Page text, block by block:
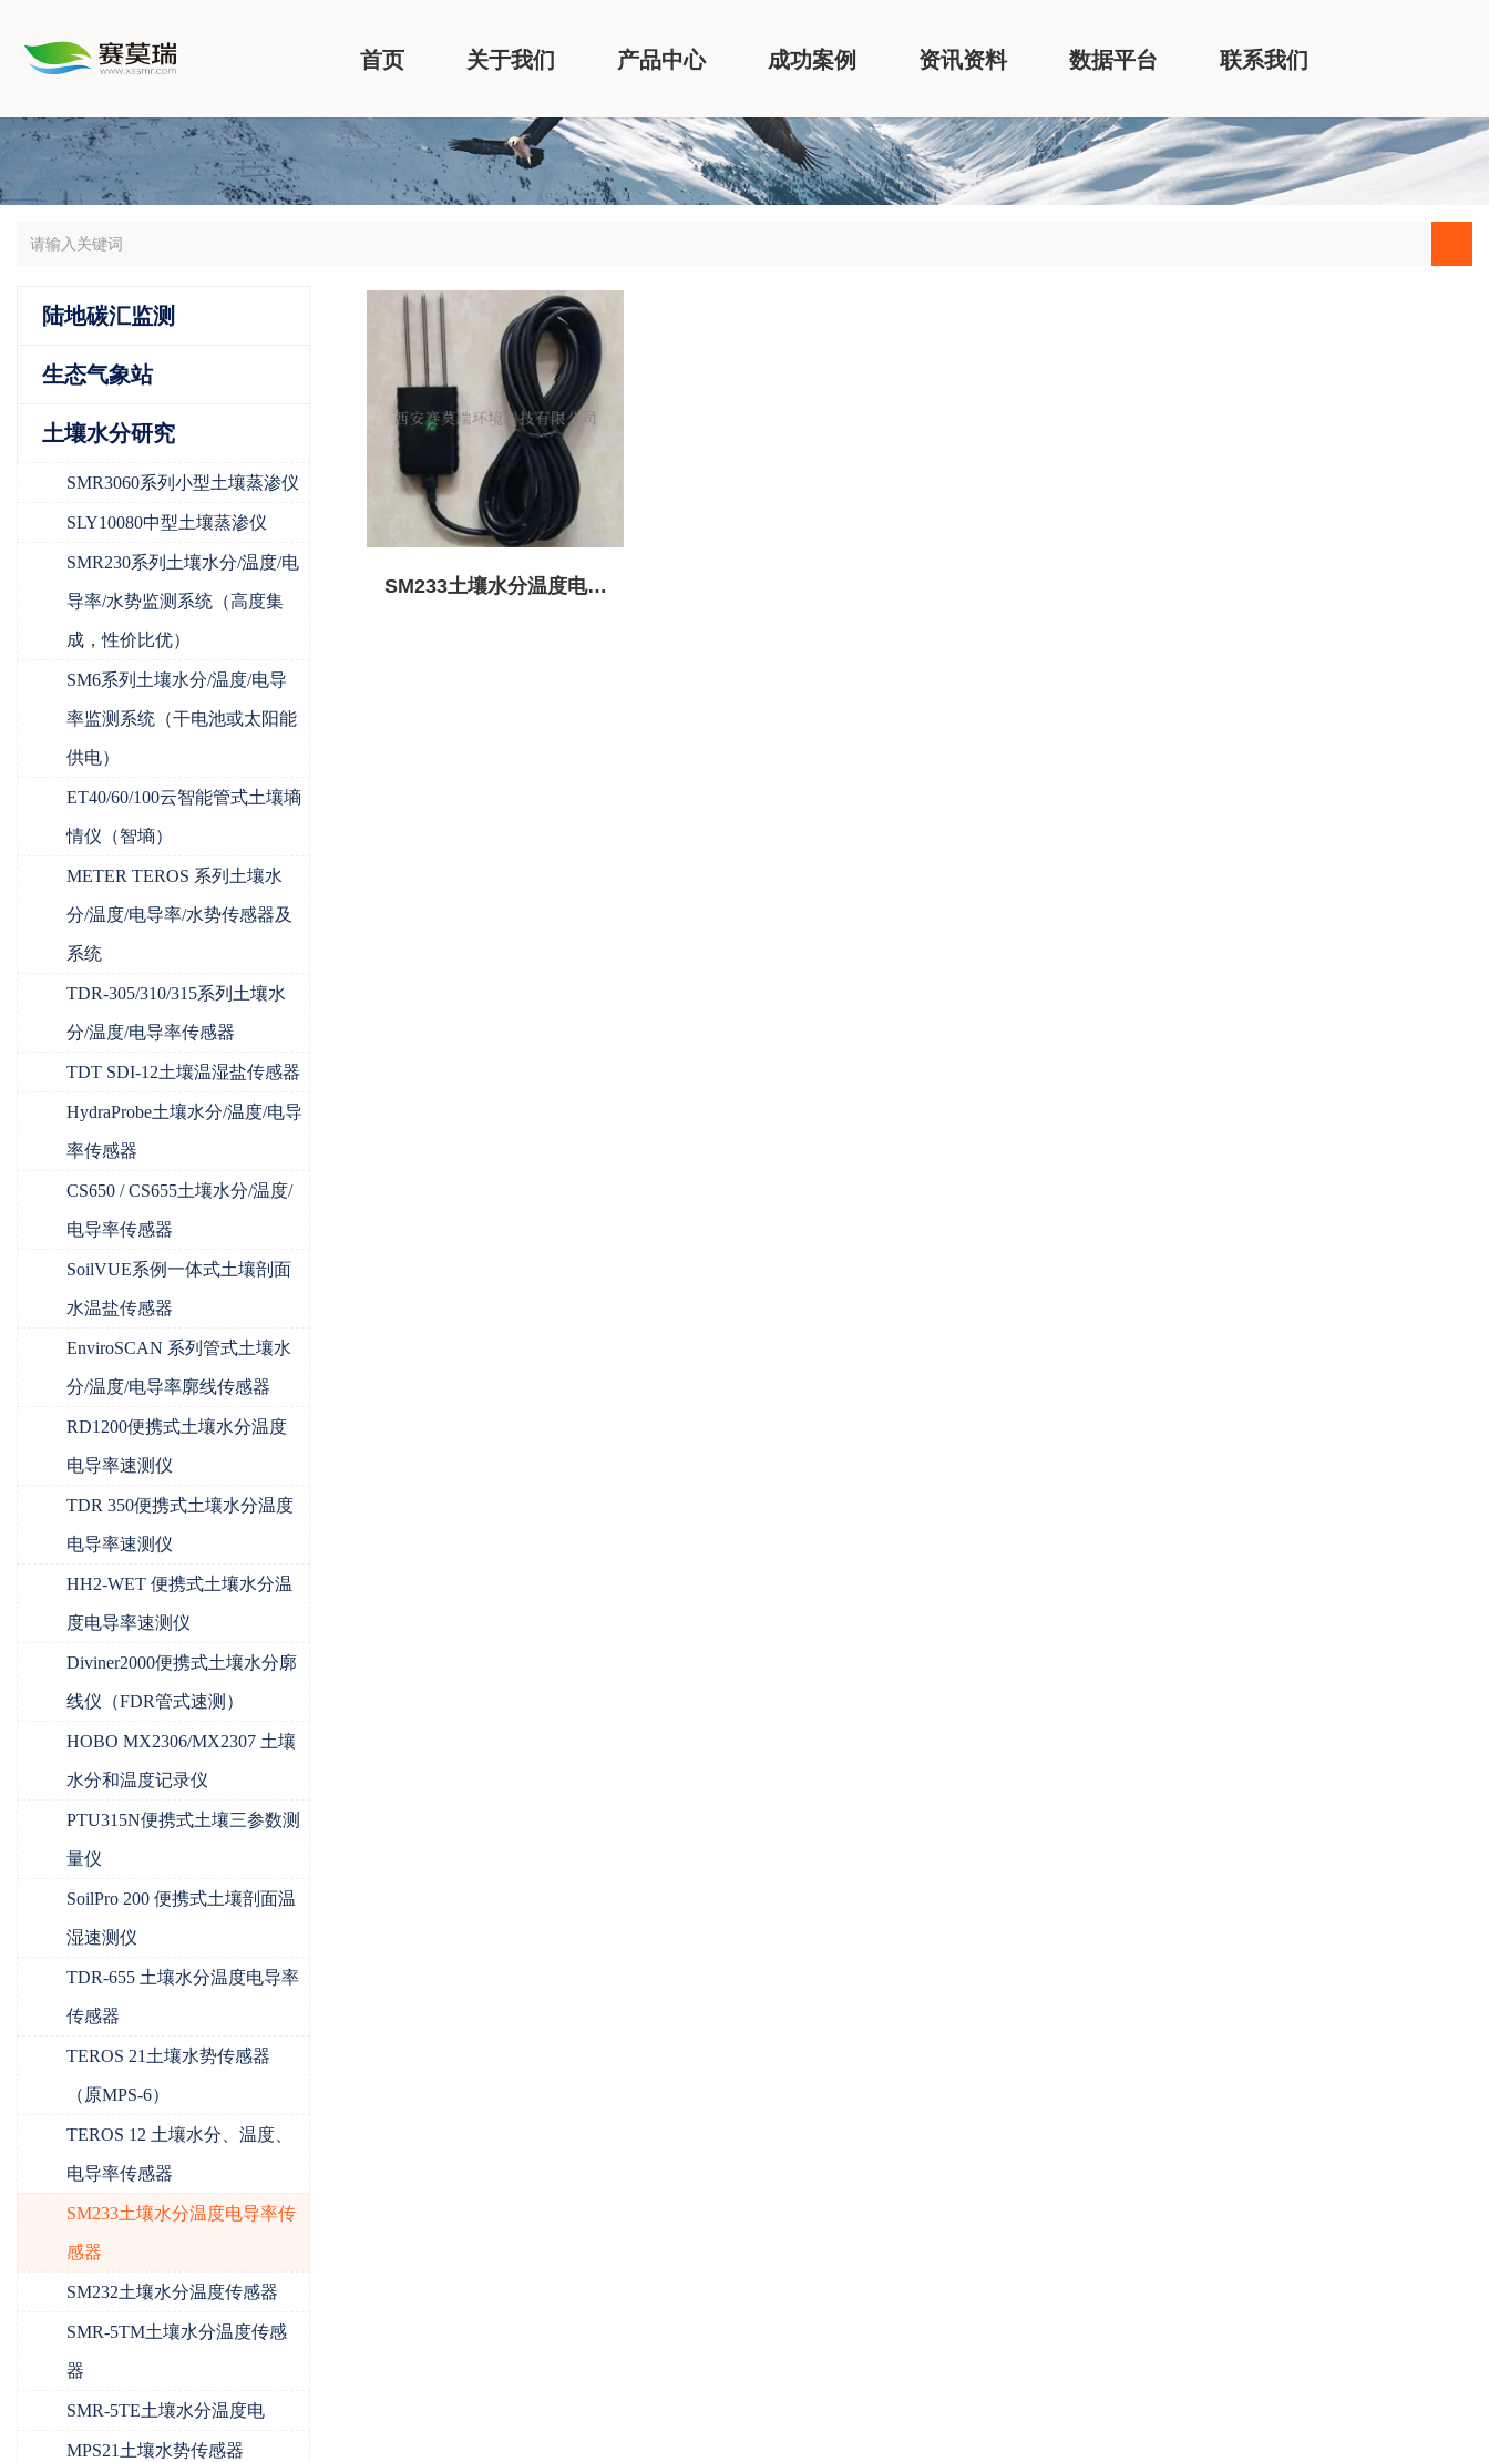
首页 关于我们 产品中心 成功案例 资讯资料 数据平台 联系我们
陆地碳汇监测
生态气象站
土壤水分研究
SMR3060系列小型土壤蒸渗仪
SLY10080中型土壤蒸渗仪
SMR230系列土壤水分/温度/电
导率/水势监测系统（高度集
成，性价比优）
SM6系列土壤水分/温度/电导
率监测系统（干电池或太阳能
供电）
ET40/60/100云智能管式土壤墒
情仪（智墒）
METER TEROS 系列土壤水
分/温度/电导率/水势传感器及
系统
TDR-305/310/315系列土壤水
分/温度/电导率传感器
TDT SDI-12土壤温湿盐传感器
HydraProbe土壤水分/温度/电导
率传感器
CS650 / CS655土壤水分/温度/
电导率传感器
SoilVUE系例一体式土壤剖面
水温盐传感器
EnviroSCAN 系列管式土壤水
分/温度/电导率廓线传感器
RD1200便携式土壤水分温度
电导率速测仪
TDR 350便携式土壤水分温度
电导率速测仪
HH2-WET 便携式土壤水分温
度电导率速测仪
Diviner2000便携式土壤水分廓
线仪（FDR管式速测）
HOBO MX2306/MX2307 土壤
水分和温度记录仪
PTU315N便携式土壤三参数测
量仪
SoilPro 200 便携式土壤剖面温
湿速测仪
TDR-655 土壤水分温度电导率
传感器
TEROS 21土壤水势传感器
（原MPS-6）
TEROS 12 土壤水分、温度、
电导率传感器
SM233土壤水分温度电导率传
感器
SM232土壤水分温度传感器
SMR-5TM土壤水分温度传感
器
SMR-5TE土壤水分温度电
MPS21土壤水势传感器
SM233土壤水分温度电导